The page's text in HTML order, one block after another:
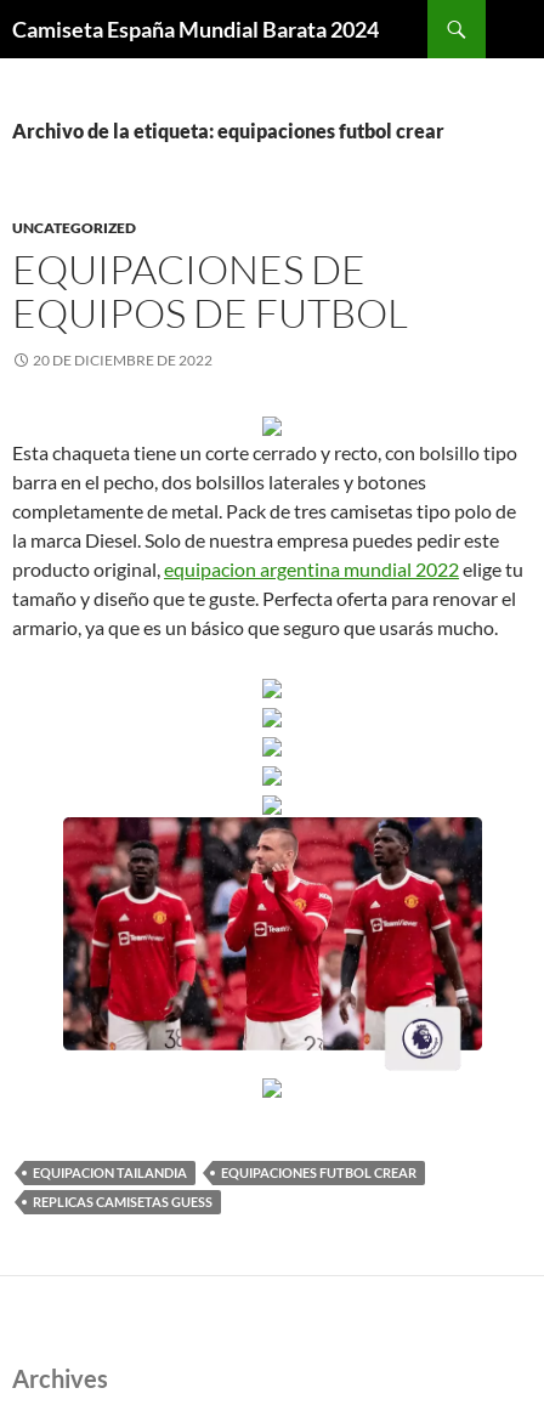
Camiseta España Mundial Barata 2024
Archivo de la etiqueta: equipaciones futbol crear
UNCATEGORIZED
EQUIPACIONES DE
EQUIPOS DE FUTBOL
20 DE DICIEMBRE DE 2022
Esta chaqueta tiene un corte cerrado y recto, con bolsillo tipo
barra en el pecho, dos bolsillos laterales y botones
completamente de metal. Pack de tres camisetas tipo polo de
la marca Diesel. Solo de nuestra empresa puedes pedir este
producto original,equipacion argentina mundial 2022elige tu
tamaño y diseño que te guste. Perfecta oferta para renovar el
armario, ya que es un básico que seguro que usarás mucho.
EQUIPACION TAILANDIA
EQUIPACIONES FUTBOL CREAR
REPLICAS CAMISETAS GUESS
Archives